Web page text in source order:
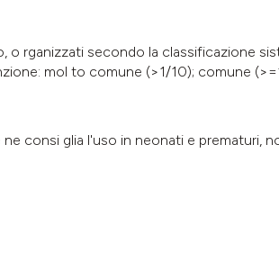
rganizzati secondo la classificazione
mol to comune (>1/10); comune
consi glia l'uso in neonati e prematuri,